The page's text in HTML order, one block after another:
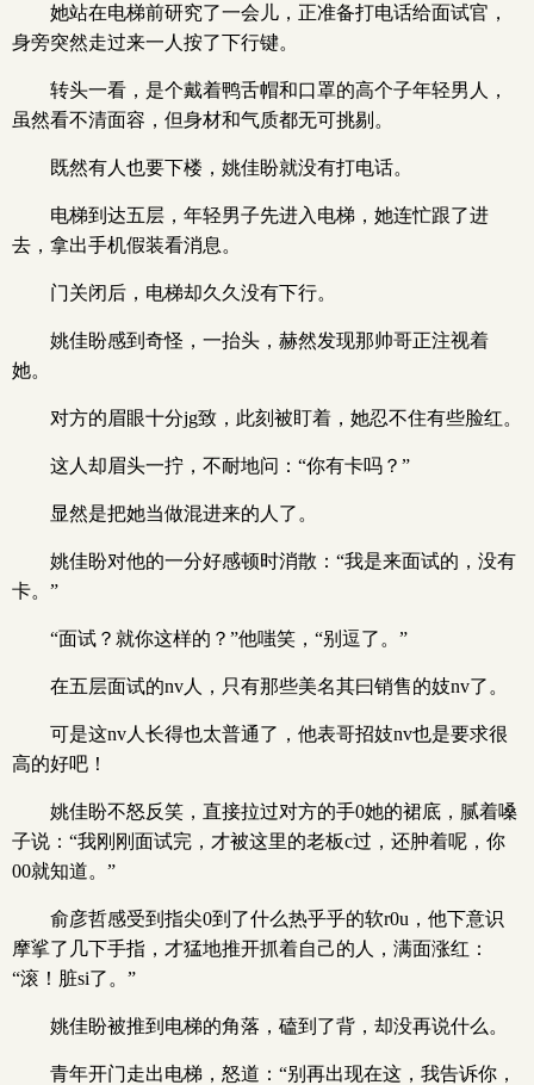
她站在电梯前研究了一会儿，正准备打电话给面试官，
身旁突然走过来一人按了下行键。
转头一看，是个戴着鸭舌帽和口罩的高个子年轻男人，
虽然看不清面容，但身材和气质都无可挑剔。
既然有人也要下楼，姚佳盼就没有打电话。
电梯到达五层，年轻男子先进入电梯，她连忙跟了进
去，拿出手机假装看消息。
门关闭后，电梯却久久没有下行。
姚佳盼感到奇怪，一抬头，赫然发现那帅哥正注视着
她。
对方的眉眼十分jg致，此刻被盯着，她忍不住有些脸红。
这人却眉头一拧，不耐地问：“你有卡吗？”
显然是把她当做混进来的人了。
姚佳盼对他的一分好感顿时消散：“我是来面试的，没有
卡。”
“面试？就你这样的？”他嗤笑，“别逗了。”
在五层面试的nv人，只有那些美名其曰销售的妓nv了。
可是这nv人长得也太普通了，他表哥招妓nv也是要求很
高的好吧！
姚佳盼不怒反笑，直接拉过对方的手0她的裙底，腻着嗓
子说：“我刚刚面试完，才被这里的老板c过，还肿着呢，你
00就知道。”
俞彦哲感受到指尖0到了什么热乎乎的软r0u，他下意识
摩挲了几下手指，才猛地推开抓着自己的人，满面涨红：
“滚！脏si了。”
姚佳盼被推到电梯的角落，磕到了背，却没再说什么。
青年开门走出电梯，怒道：“别再出现在这，我告诉你，